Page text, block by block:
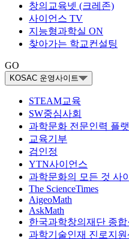
창의교육넷 (크레존)
사이언스 TV
지능형과학실 ON
찾아가는 학교컨설팅
GO
KOSAC 운영사이트
STEAM교육
SW중심사회
과학문화 전문인력 플
교육기부
검인정
YTN사이언스
과학문화의 모든 것 사
The ScienceTimes
AigeoMath
AskMath
한국과학창의재단 종합
과학기술인재 진로지원